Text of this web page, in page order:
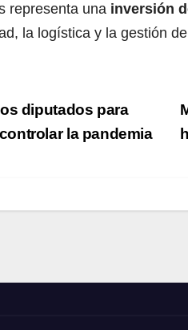
representa una inversión
la logística y la gestión
diputados para
la pandemia